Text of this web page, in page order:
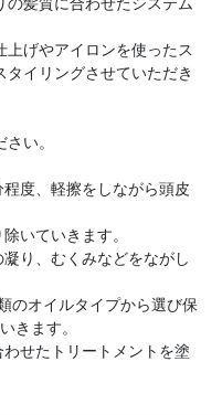
の髪質に合わせたシステム
上げやアイロンを使ったス
イリングさせていただき
い。
度、軽擦をしながら頭皮
いていきます。
り、むくみなどをながし
のオイルタイプから選び保
きます。
せたトリートメントを塗